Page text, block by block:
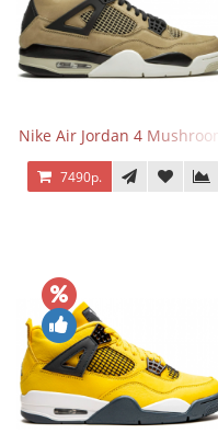
Nike Air Jordan 4 Mushroom
7490р.